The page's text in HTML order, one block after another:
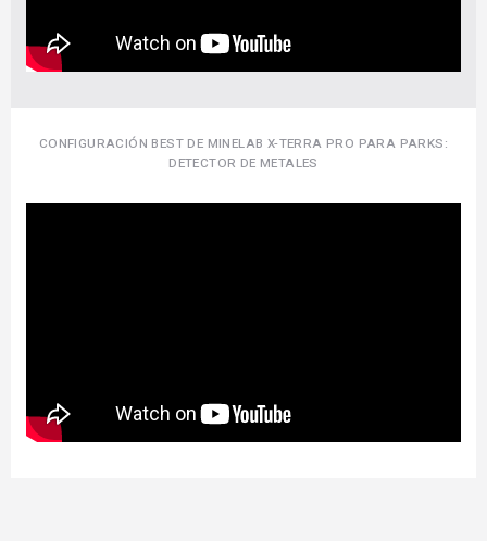
CONFIGURACIÓN BEST DE MINELAB X-TERRA PRO PARA PARKS:
DETECTOR DE METALES